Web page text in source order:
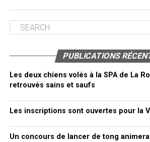
PUBLICATIONS
Les deux chiens volés à la SPA de La
retrouvés sains et saufs
Les inscriptions sont ouvertes pour la
Un concours de lancer de tong